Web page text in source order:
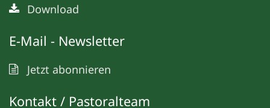
Download
E-Mail - Newsletter
Jetzt abonnieren
Kontakt / Pastoralteam